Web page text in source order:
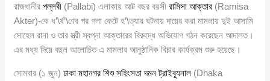
রাজধানীরপল্লবী (Pallabi) এলাকায় আট বছর বয়সীরামিসা আক্তার (Ramisa
Akter)-কে ধ’\র্ষ’\ণের পর গলা কেটে হ’\ত্যার ঘটনায় দায়ের করা মামলায় দুই আসামি
সোহেল রানা ও তার স্ত্রী স্বপ্না আক্তারের বিরুদ্ধে অভিযোগ গঠন করেছেন আদালত।
এর মধ্য দিয়ে বহুল আলোচিত এ মামলার আনুষ্ঠানিক বিচার কার্যক্রম শুরু হয়েছে।
সোমবার (১ জুন)ঢাকা মহানগর শিশু সহিংসতা দমন ট্রাইব্যুনাল (Dhaka